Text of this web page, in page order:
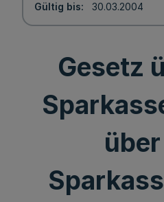
Gültig bis
30.03.2004
Gesetz